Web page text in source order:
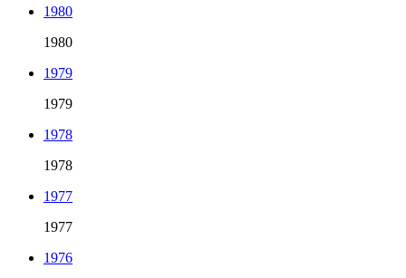
1980
1980
1979
1979
1978
1978
1977
1977
1976